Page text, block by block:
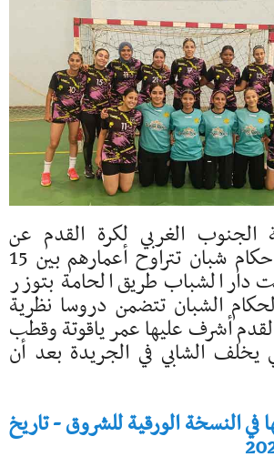
الجنوب الغربي لكرة القدم عن
اعتزامها انتداب حكام شبان تتراوح أعمارهم بين 15
دار الشباب طريق الحامة بتوزر
الشبان تتضمن دروسا نظرية
أشرف عليها عمر ياقوتة وقطب
الشابي في الجريدة بعد أن
في النسخة الورقية للشروق - تاريخ